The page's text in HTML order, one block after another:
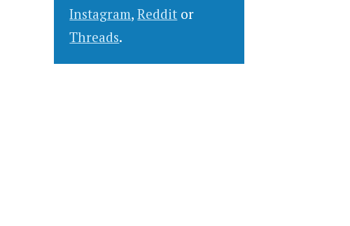
Instagram,Reddit or
Threads.